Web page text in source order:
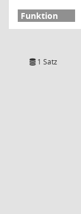
1 Satz